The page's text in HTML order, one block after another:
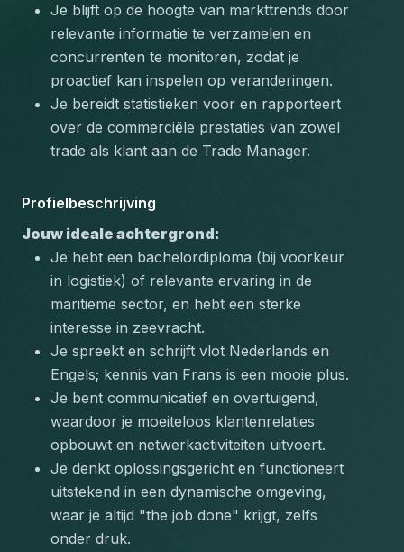
Je blijft op de hoogte van markttrends door
relevante informatie te verzamelen en
concurrenten te monitoren, zodat je
proactief kan inspelen op veranderingen.
Je bereidt statistieken voor en rapporteert
over de commerciële prestaties van zowel
trade als klant aan de Trade Manager.
Profielbeschrijving
Jouw ideale achtergrond:
Je hebt een bachelordiploma (bij voorkeur
in logistiek) of relevante ervaring in de
maritieme sector, en hebt een sterke
interesse in zeevracht.
Je spreekt en schrijft vlot Nederlands en
Engels; kennis van Frans is een mooie plus.
Je bent communicatief en overtuigend,
waardoor je moeiteloos klantenrelaties
opbouwt en netwerkactiviteiten uitvoert.
Je denkt oplossingsgericht en functioneert
uitstekend in een dynamische omgeving,
waar je altijd "the job done" krijgt, zelfs
onder druk.